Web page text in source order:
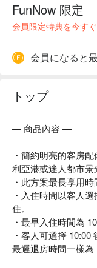
FunNow 限定
会員限定特典を今す
会員になると
トップ
— 商品內容 —
・簡約明亮的客房
利亞港或迷人都市景
・此方案最長享用時
・入住時間以客人
住。
・最早入住時間為
・客人可選擇
最遲退房時間一樣為